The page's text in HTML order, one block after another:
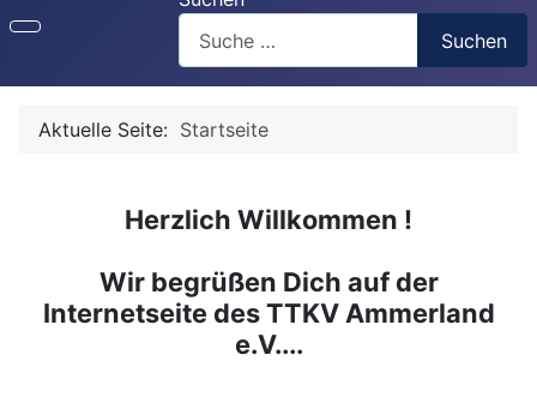
Suchen
Aktuelle Seite: Startseite
Herzlich Willkommen !
Wir begrüßen Dich auf der
Internetseite des TTKV Ammerland
e.V....